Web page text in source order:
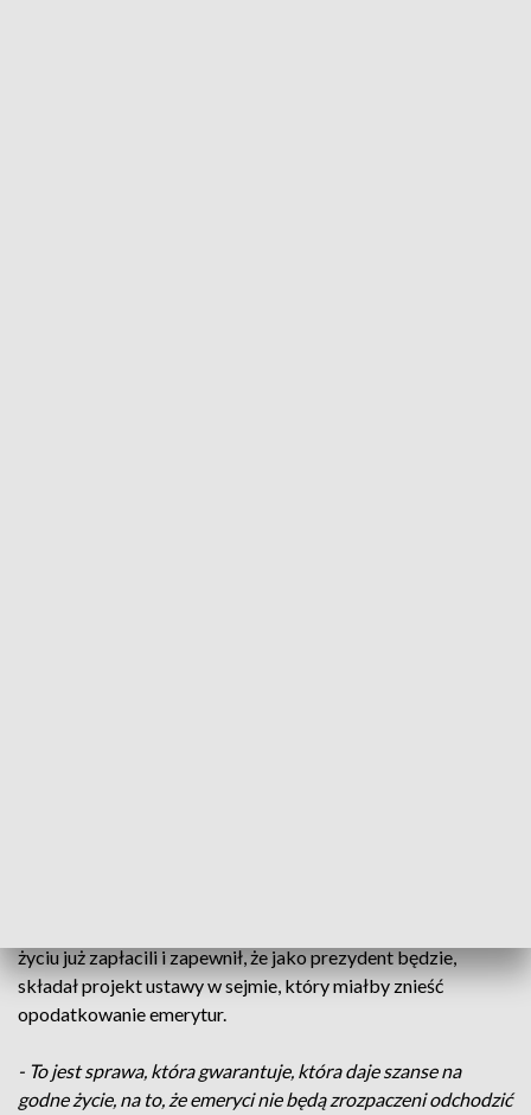
życiu już zapłacili i zapewnił, że jako prezydent będzie,
składał projekt ustawy w sejmie, który miałby znieść
opodatkowanie emerytur.
- To jest sprawa, która gwarantuje, która daje szanse na
godne życie, na to, że emeryci nie będą zrozpaczeni odchodzić